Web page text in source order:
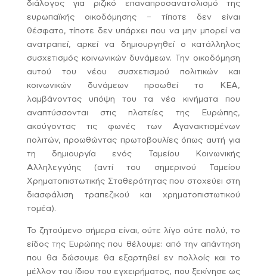
διάλογος για ριζικό επαναπροσανατολισμό της
ευρωπαϊκής οικοδόμησης – τίποτε δεν είναι
θέσφατο, τίποτε δεν υπάρχει που να μην μπορεί να
ανατραπεί, αρκεί να δημιουργηθεί ο κατάλληλος
συσχετισμός κοινωνικών δυνάμεων. Την οικοδόμηση
αυτού του νέου συσχετισμού πολιτικών και
κοινωνικών δυνάμεων προωθεί το ΚΕΑ,
λαμβάνοντας υπόψη του τα νέα κινήματα που
αναπτύσσονται στις πλατείες της Ευρώπης,
ακούγοντας τις φωνές των Αγανακτισμένων
πολιτών, προωθώντας πρωτοβουλίες όπως αυτή για
τη δημιουργία ενός Ταμείου Κοινωνικής
Αλληλεγγύης (αντί του σημερινού Ταμείου
Χρηματοπιστωτικής Σταθερότητας που στοχεύει στη
διασφάλιση τραπεζικού και χρηματοπιστωτικού
τομέα).
Το ζητούμενο σήμερα είναι, ούτε λίγο ούτε πολύ, το
είδος της Ευρώπης που θέλουμε: από την απάντηση
που θα δώσουμε θα εξαρτηθεί εν πολλοίς και το
μέλλον του ίδιου του εγχειρήματος, που ξεκίνησε ως